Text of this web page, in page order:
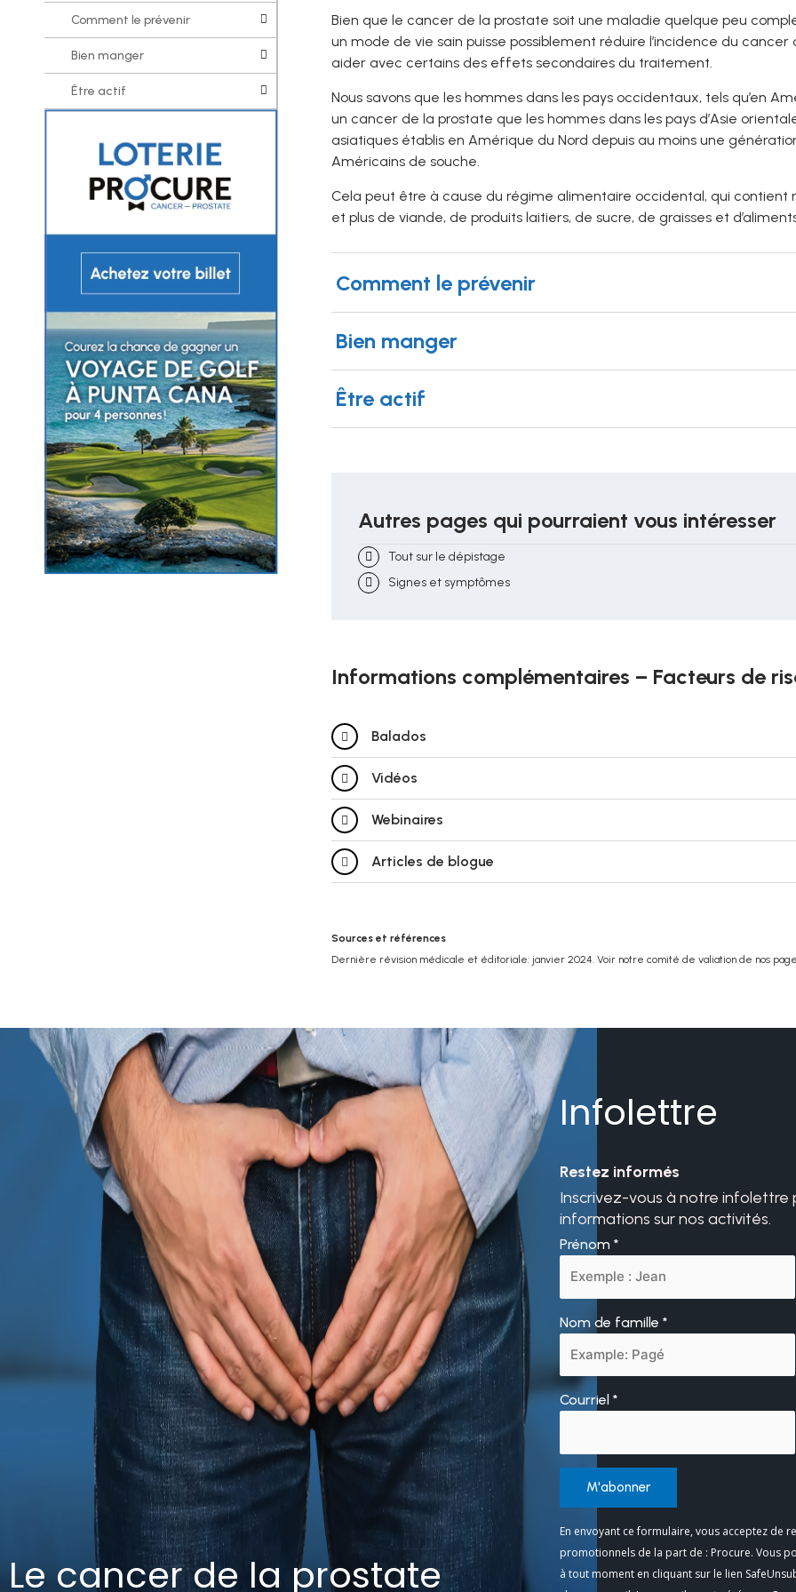
Comment le prévenir
Bien manger
Être actif
Bien que le cancer de la prostate soit une maladie quelque peu
un mode de vie sain puisse possiblement réduire l’incidence du
aider avec certains des effets secondaires du traitement.
Nous savons que les hommes dans les pays occidentaux, tels qu’en
un cancer de la prostate que les hommes dans les pays d’Asie
asiatiques établis en Amérique du Nord depuis au moins une
Américains de souche.
Cela peut être à cause du régime alimentaire occidental, qui contient
et plus de viande, de produits laitiers, de sucre, de graisses et
Comment le prévenir
Bien manger
Être actif
Autres pages qui pourraient vous intéresser
Tout sur le dépistage
Signes et symptômes
Informations complémentaires – Facteurs de
Balados
Vidéos
Webinaires
Articles de blogue
Sources et références
Dernière révision médicale et éditoriale: janvier 2024. Voir notre comité de valiation de nos
Le cancer de la prostate
Infolettre
Restez informés
Inscrivez-vous à notre infolettre
informations sur nos activités.
Prénom *
Nom de famille *
Courriel *
Constant
Contact
Use.
En envoyant ce formulaire, vous acceptez de
promotionnels de la part de : Procure. Vous
à tout moment en cliquant sur le lien